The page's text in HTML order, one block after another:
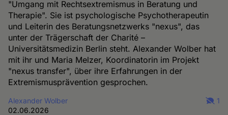
"Umgang mit Rechtsextremismus in Beratung und
Therapie". Sie ist psychologische Psychotherapeutin
und Leiterin des Beratungsnetzwerks "nexus", das
unter der Trägerschaft der Charité –
Universitätsmedizin Berlin steht. Alexander Wolber hat
mit ihr und Maria Melzer, Koordinatorin im Projekt
"nexus transfer", über ihre Erfahrungen in der
Extremismusprävention gesprochen.
Alexander Wolber
02.06.2026
1